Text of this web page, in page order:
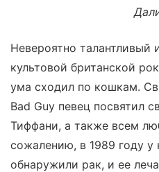
Невероятно талантливый
культовой британской
ума сходил по кошкам.
Bad Guy певец посвятил
Тиффани, а также всем
сожалению, в 1989 году
обнаружили рак, и ее